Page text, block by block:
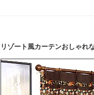
リゾート風カーテンおしゃれ